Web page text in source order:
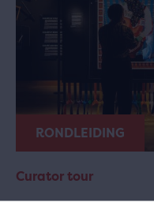
RONDLEIDING
Curator tour